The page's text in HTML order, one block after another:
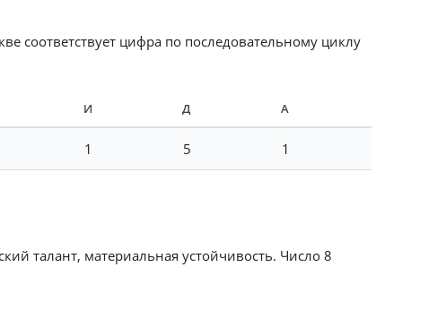
соответствует цифра по последовательному циклу
И Д А
1 5 1
талант, материальная устойчивость. Число 8